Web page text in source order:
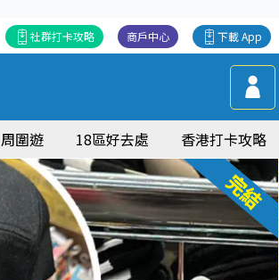
下載 App
商戶中心
社群打卡攻略
周圍遊 18區好去處 香港打卡攻略